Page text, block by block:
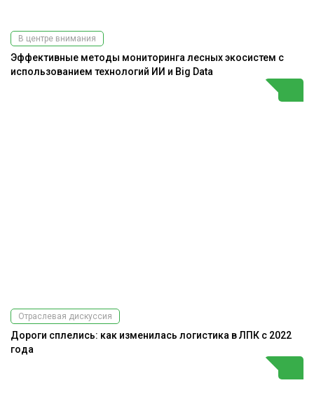
В центре внимания
Эффективные методы мониторинга лесных экосистем с
использованием технологий ИИ и Big Data
Отраслевая дискуссия
Дороги сплелись: как изменилась логистика в ЛПК с 2022
года